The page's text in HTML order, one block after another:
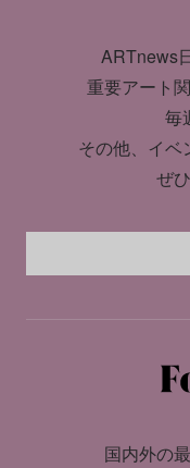
ARTnews
重要アート
毎
その他、イベ
ぜ
国内外の